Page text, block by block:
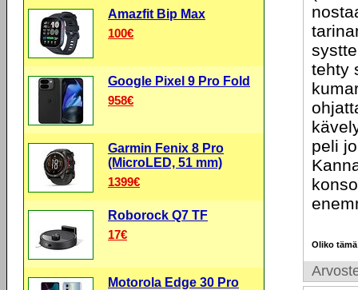
tehty
peli
Oliko
Amazfit Bip Max
100€
Google Pixel 9 Pro Fold
958€
Garmin Fenix 8 Pro
(MicroLED, 51 mm)
1399€
Roborock Q7 TF
17€
Motorola Edge 30 Pro